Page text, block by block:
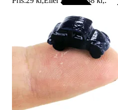
Ersättning om du inte får din